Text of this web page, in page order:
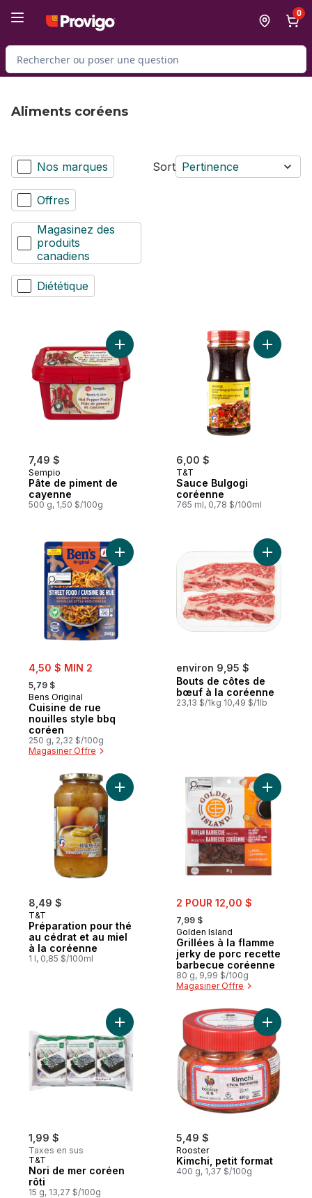
0
Rechercher des produits
Aliments coréens
Nos marques
Offres
Magasinez des
produits
canadiens
Diététique
Sort Pertinence
7,49 $
Sempio
Pâte de piment de
cayenne
500 g, 1,50 $/100g
Ajouter Pâte de piment de cayenne au
6,00 $
T&T
Sauce Bulgogi
coréenne
765 ml, 0,78 $/100ml
Ajouter
sale:
4,50 $ MIN 2
, formerly:
5,79 $
Bens Original
Cuisine de rue
nouilles style bbq
coréen
250 g, 2,32 $/100g
Magasiner Offre
Ajouter Cuisine de rue nouilles style bbq
environ 9,95 $
Bouts de côtes de
bœuf à la coréenne
23,13 $/1kg 10,49 $/1lb
Ajouter
8,49 $
T&T
Préparation pour thé
au cédrat et au miel
à la coréenne
1 l, 0,85 $/100ml
Ajouter Préparation pour thé au cédrat
sale:
2 POUR 12,00 $
, formerly:
7,99 $
Golden Island
Grillées à la flamme
jerky de porc recette
barbecue coréenne
80 g, 9,99 $/100g
Magasiner Offre
Ajouter
1,99 $
Taxes en sus
T&T
Nori de mer coréen
rôti
15 g, 13,27 $/100g
Ajouter Nori de mer coréen rôti au panier
5,49 $
Rooster
Kimchi, petit format
400 g, 1,37 $/100g
Ajouter